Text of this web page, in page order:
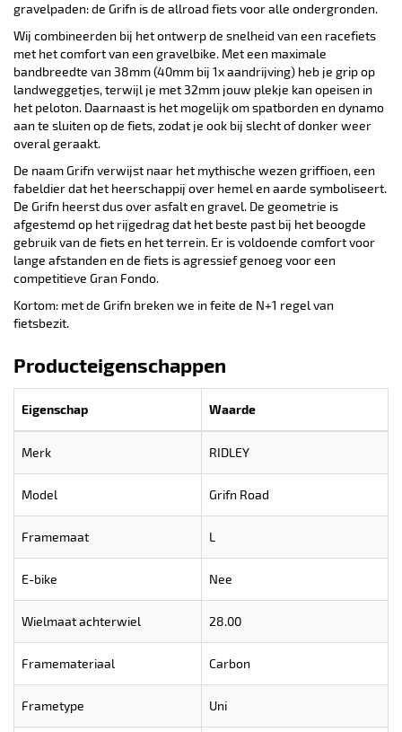
gravelpaden: de Grifn is de allroad fiets voor alle ondergronden.
Wij combineerden bij het ontwerp de snelheid van een racefiets
met het comfort van een gravelbike. Met een maximale
bandbreedte van 38mm (40mm bij 1x aandrijving) heb je grip op
landweggetjes, terwijl je met 32mm jouw plekje kan opeisen in
het peloton. Daarnaast is het mogelijk om spatborden en dynamo
aan te sluiten op de fiets, zodat je ook bij slecht of donker weer
overal geraakt.
De naam Grifn verwijst naar het mythische wezen griffioen, een
fabeldier dat het heerschappij over hemel en aarde symboliseert.
De Grifn heerst dus over asfalt en gravel. De geometrie is
afgestemd op het rijgedrag dat het beste past bij het beoogde
gebruik van de fiets en het terrein. Er is voldoende comfort voor
lange afstanden en de fiets is agressief genoeg voor een
competitieve Gran Fondo.
Kortom: met de Grifn breken we in feite de N+1 regel van
fietsbezit.
Producteigenschappen
Eigenschap Waarde
Merk RIDLEY
Model Grifn Road
Framemaat L
E-bike Nee
Wielmaat achterwiel 28.00
Framemateriaal Carbon
Frametype Uni